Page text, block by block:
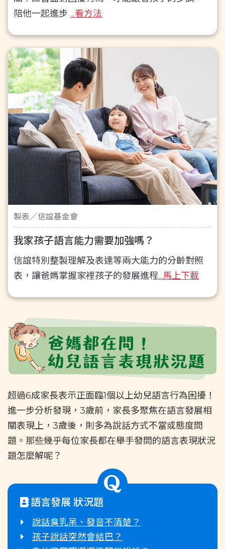
陪他一起進步 ...看方法
製表／信誼基金會
我家孩子語言能力需要加強嗎？
信誼特別整製理解及表達等兩大能力的分齡對照
表，讓爸媽掌握家裡孩子的發展進程...馬上下載
超過6成家長表示正面臨1個以上幼兒語言行為困擾！
進一步分析發現，3歲前，家長多聚焦在語言發展相
關表現上，3歲後，則多為說話方式不當或態度問
題。那些幾乎每位家長都在舉手發問的語言表現狀況
題怎麼解呢？
語言發展 狀況題
說話臭乳呆、發音不清楚？
孩子說話突然會結巴？